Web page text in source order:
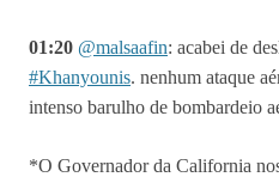
01:20 @malsaafin: acabei de
#Khanyounis. nenhum ataque
intenso barulho de bombardeio
*O Governador da California